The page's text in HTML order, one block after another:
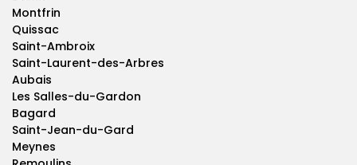
Montfrin
Quissac
Saint-Ambroix
Saint-Laurent-des-Arbres
Aubais
Les Salles-du-Gardon
Bagard
Saint-Jean-du-Gard
Meynes